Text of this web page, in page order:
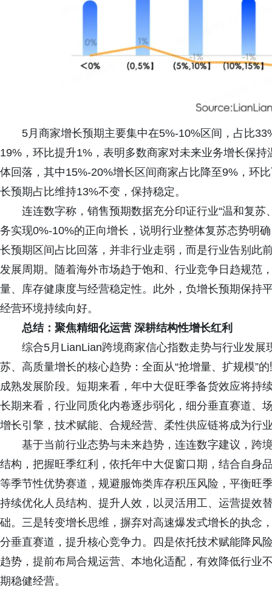
5月商家增长预期主要集中在5%-10%区间，占比
19%，环比提升1%，表明多数商家对未来业务增长保
体回落，其中15%-20%增长区间商家占比降至9%，环
长预期占比维持13%不变，保持稳定。
连连数字称，销售预期数据充分印证行业“温和复
务实现0%-10%的正向增长，说明行业整体复苏态势明
长预期区间占比回落，并非行业走弱，而是行业告别此
发展周期。随着海外市场趋于饱和、行业竞争日趋规范
量、库存健康度与经营稳定性。此外，负增长预期保持
经营环境持续向好。
总结： 聚焦精细化运营 深耕结构性增长红利
综合5月LianLian跨境商家信心指数走势与行业发
苏、高质量增长的核心趋势：全面从“抢增量、扩规模”
成熟发展阶段。短期来看，年中大促旺季备货效应将持
长期来看，行业同质化内卷逐步弱化，细分垂直赛道、
增长引擎，技术赋能、合规经营、柔性供应链将成为行
基于当前行业态势与未来趋势，连连数字建议，跨
结构，把握旺季红利，依托年中大促窗口期，结合自身
等季节性优势赛道，规避服饰类库存积压风险，平衡旺
持续优化人员结构、提升人效，以灵活用工、运营提效
础。三是转变增长思维，摒弃对高速爆发式增长的执念
分垂直赛道，提升核心竞争力。四是依托技术赋能降风
趋势，提前布局合规运营、本地化适配，有效降低行业
期稳健经营。